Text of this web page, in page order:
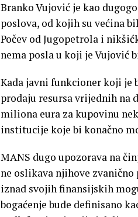
Branko Vujović je kao
poslova, od kojih su većina
Počev od Jugopetrola i
nema posla u koji je Vujović
Kada javni funkcioner koji
prodaju resursa vrijednih na
miliona eura za kupovinu
institucije koje bi konačno
MANS dugo upozorava na
ne oslikava njihove
iznad svojih finansijskih
bogaćenje bude definisano